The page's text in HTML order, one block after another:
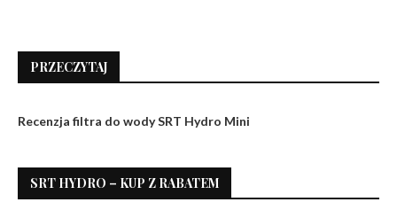
PRZECZYTAJ
Recenzja filtra do wody SRT Hydro Mini
SRT HYDRO – KUP Z RABATEM